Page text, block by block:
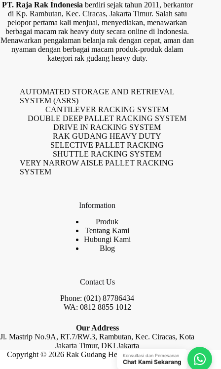
PT. Raja Rak Indonesiaberdiri sejak tahun 2011, berkantor
di Kp. Rambutan, Kec. Ciracas, Jakarta Timur. Salah satu
pelopor pertama kali menjual, menyediakan, menawarkan
berbagai macam rak heavy duty secara online di Indonesia.
Menawarkan pengalaman belanja rak dengan cepat, aman dan
nyaman dengan berbagai macam produk-produk dalam
kategori rak gudang heavy duty.
AUTOMATED STORAGE AND RETRIEVAL
SYSTEM (ASRS)
CANTILEVER RACKING SYSTEM
DOUBLE DEEP PALLET RACKING SYSTEM
DRIVE IN RACKING SYSTEM
RAK GUDANG HEAVY DUTY
SELECTIVE PALLET RACKING
SHUTTLE RACKING SYSTEM
VERY NARROW AISLE PALLET RACKING
SYSTEM
Information
Produk
Tentang Kami
Hubungi Kami
Blog
Contact Us
Phone: (021) 87786434
WA: 0812 8855 1012
Our Address
Jl. Mastrip No.9A, RT.7/RW.3, Rambutan, Kec. Ciracas, Kota
Jakarta Timur, DKI Jakarta
Copyright © 2026 Rak Gudang Heayy Duty by Raja Rak
Konsultasi dan Pemesanan
Chat Kami Sekarang